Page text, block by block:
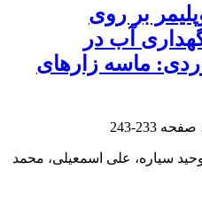
بر روی
آب در
ماسه زارهای
233-243
سیاره، علی اسمعیلی، محمد